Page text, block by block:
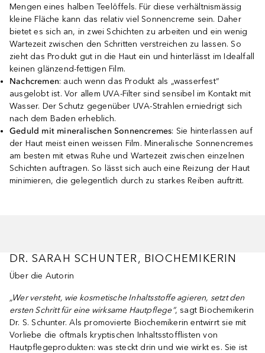
Mengen eines halben Teelöffels. Für diese verhältnismässig
kleine Fläche kann das relativ viel Sonnencreme sein. Daher
bietet es sich an, in zwei Schichten zu arbeiten und ein wenig
Wartezeit zwischen den Schritten verstreichen zu lassen. So
zieht das Produkt gut in die Haut ein und hinterlässt im Idealfall
keinen glänzend-fettigen Film.
Nachcremen: auch wenn das Produkt als „wasserfest“
ausgelobt ist. Vor allem UVA-Filter sind sensibel im Kontakt mit
Wasser. Der Schutz gegenüber UVA-Strahlen erniedrigt sich
nach dem Baden erheblich.
Geduld mit mineralischen Sonnencremes: Sie hinterlassen auf
der Haut meist einen weissen Film. Mineralische Sonnencremes
am besten mit etwas Ruhe und Wartezeit zwischen einzelnen
Schichten auftragen. So lässt sich auch eine Reizung der Haut
minimieren, die gelegentlich durch zu starkes Reiben auftritt.
DR. SARAH SCHUNTER, BIOCHEMIKERIN
Über die Autorin
„Wer versteht, wie kosmetische Inhaltsstoffe agieren, setzt den
ersten Schritt für eine wirksame Hautpflege“, sagt Biochemikerin
Dr. S. Schunter. Als promovierte Biochemikerin entwirrt sie mit
Vorliebe die oftmals kryptischen Inhaltsstofflisten von
Hautpflegeprodukten: was steckt drin und wie wirkt es. Sie ist